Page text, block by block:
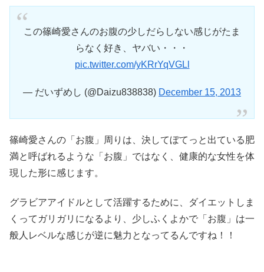
この篠崎愛さんのお腹の少しだらしない感じがたま
らなく好き、ヤバい・・・
pic.twitter.com/yKRrYqVGLl
— だいずめし (@Daizu838838) December 15, 2013
篠崎愛さんの「お腹」周りは、決してぼてっと出ている肥
満と呼ばれるような「お腹」ではなく、健康的な女性を体
現した形に感じます。
グラビアアイドルとして活躍するために、ダイエットしま
くってガリガリになるより、少しふくよかで「お腹」は一
般人レベルな感じが逆に魅力となってるんですね！！